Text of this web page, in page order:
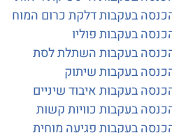
דלקת כרום המוח
פוליו
השתלת לסת
שיתוק
איבוד שיניים
כוויות קשות
פגיעה מוחית